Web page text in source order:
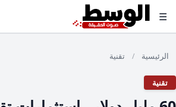
☰
الرئيسية / تقنية
تقنية